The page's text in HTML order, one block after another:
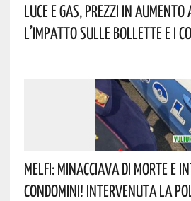
Luce E Gas, Prezzi In Aumento
L’impatto Sulle Bollette E I
Melfi: Minacciava Di Morte E
Condomini! Intervenuta La